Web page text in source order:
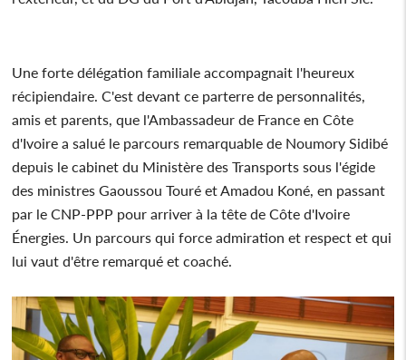
Une forte délégation familiale accompagnait l'heureux
récipiendaire. C'est devant ce parterre de personnalités,
amis et parents, que l'Ambassadeur de France en Côte
d'Ivoire a salué le parcours remarquable de Noumory Sidibé
depuis le cabinet du Ministère des Transports sous l'égide
des ministres Gaoussou Touré et Amadou Koné, en passant
par le CNP-PPP pour arriver à la tête de Côte d'Ivoire
Énergies. Un parcours qui force admiration et respect et qui
lui vaut d'être remarqué et coaché.